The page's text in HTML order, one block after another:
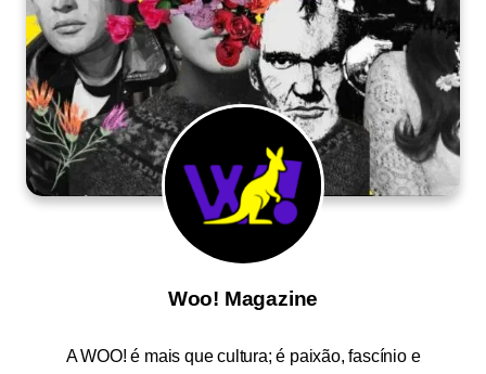
Woo! Magazine
AWOO! é mais que cultura; é paixão, fascínio e